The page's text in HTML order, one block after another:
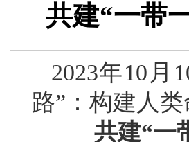
共建“一带
2023年10月
路”：构建人
共建“一